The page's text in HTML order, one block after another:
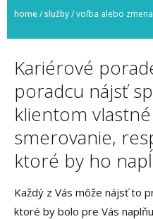
home/služby/voľba alebo
Kariérové
poradcu nájsť
klientom
smerovanie,
ktoré by ho
Každý z Vás môže nájsť to
ktoré by bolo pre Vás